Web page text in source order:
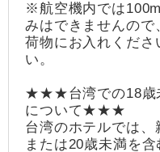
※航空機内では
みはできませんの
荷物にお入れくださ
い。
★★★台湾での18歳
について★★★
台湾のホテルでは
または20歳未満を